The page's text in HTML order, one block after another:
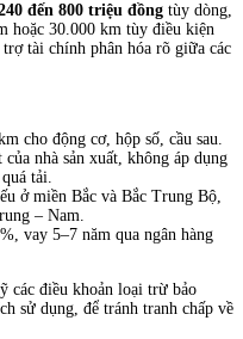
đến 800 triệu đồng tùy dòng,
hoặc 30.000 km tùy điều kiện
tài chính phân hóa rõ giữa các
cho động cơ, hộp số, cầu sau.
nhà sản xuất, không áp dụng
tải.
ở miền Bắc và Bắc Trung Bộ,
– Nam.
vay 5–7 năm qua ngân hàng
các điều khoản loại trừ bảo
sử dụng, để tránh tranh chấp về